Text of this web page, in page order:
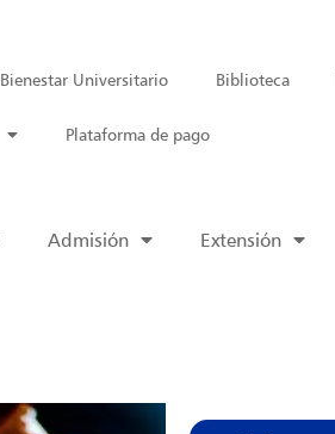
Bienestar Universitario Biblioteca
Plataforma de pago
Admisión Extensión